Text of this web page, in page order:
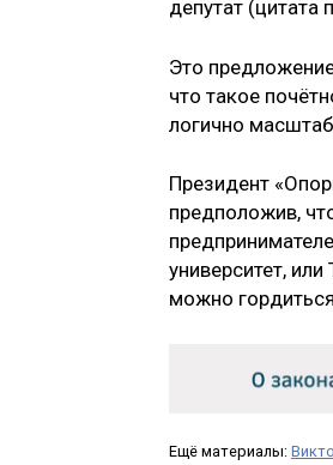
депутат (цитата
Это
что такое
логично
Президент
предположив,
университет,
можно
Ещё материалы: